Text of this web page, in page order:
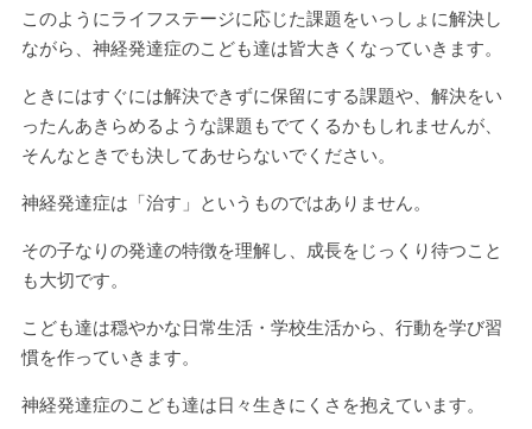
このようにライフステージに応じた課題をいっしょに解決し
ながら、神経発達症のこども達は皆大きくなっていきます。
ときにはすぐには解決できずに保留にする課題や、解決をい
ったんあきらめるような課題もでてくるかもしれませんが、
そんなときでも決してあせらないでください。
神経発達症は「治す」というものではありません。
その子なりの発達の特徴を理解し、成長をじっくり待つこと
も大切です。
こども達は穏やかな日常生活・学校生活から、行動を学び習
慣を作っていきます。
神経発達症のこども達は日々生きにくさを抱えています。